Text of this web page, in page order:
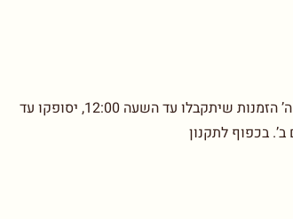
בימים א’-ד’ הזמנות שיתקבלו עד השעה 12:00, יסופקו עד יום עסקים אחד. ביום ה’ הזמנות שיתקבלו עד השעה 12:00, יסופקו עד